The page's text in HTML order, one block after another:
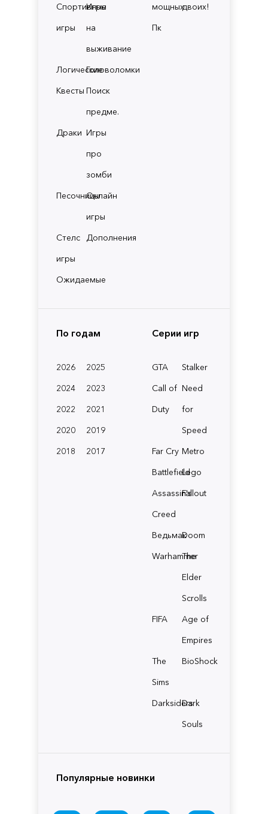
Спортивные
игры
Игры
на
выживание
ЛогическиеГоловоломки
Квесты Поиск
предме.
Драки Игры
про
зомби
ПесочницыОнлайн
игры
Стелс
игры
Дополнения
Ожидаемые
мощных
Пк
двоих!
По годам
2026
2025
2024
2023
2022
2021
2020
2019
2018
2017
Серии игр
GTA
Stalker
Call of
Duty
Need
for
Speed
Far Cry Metro
BattlefieldLego
Assassin's
Creed
Fallout
ВедьмакDoom
Warhammer
The
Elder
Scrolls
FIFA
Age of
Empires
The
Sims
BioShock
Darksiders
Dark
Souls
Популярные новинки